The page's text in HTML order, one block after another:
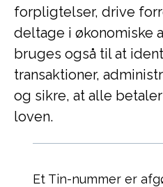
forpligtelser, drive
deltage i økonomiske
bruges også til at
transaktioner,
og sikre, at alle
loven.
Et Tin-nummer er